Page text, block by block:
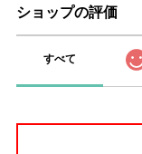
ショップの評価
すべて